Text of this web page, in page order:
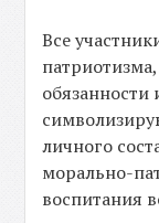
Все
обязанности
личного
морально-
воспитания